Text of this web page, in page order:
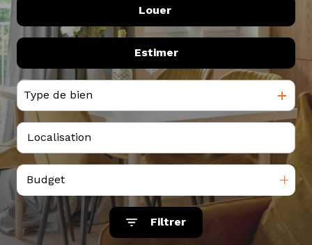
estimation
Du neuf
Louer
De l'immo pro
Estimer
Type de bien
Budget
Filtrer